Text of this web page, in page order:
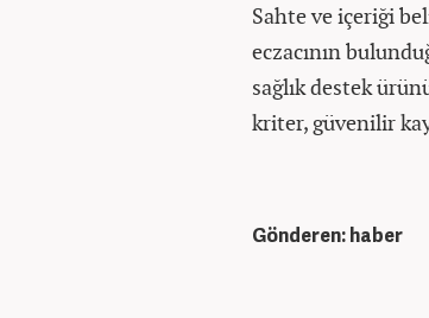
Sahte ve içeriği
eczacının
sağlık destek
kriter, güvenilir
Gönderen: haber